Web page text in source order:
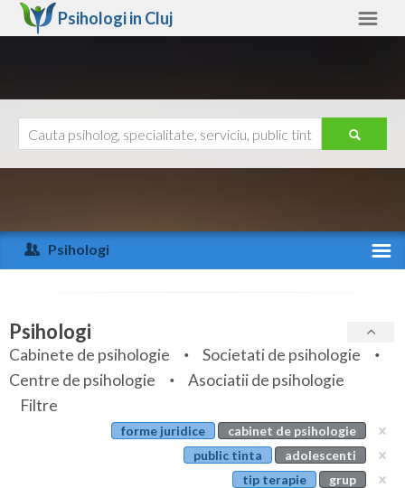
Psihologi in Cluj
Arad
Arges
Bihor
Bistrita-Nasaud
Botosani
Ajutor
Psihologi
Specialitati
Servicii
Articole
Evenimente
Psihologi
Cabinete de psihologie
Societati de psihologie
Centre de psihologie
Asociatii de psihologie
Filtre
forme juridice
cabinet de psihologie
public tinta
adolescenti
tip terapie
grup